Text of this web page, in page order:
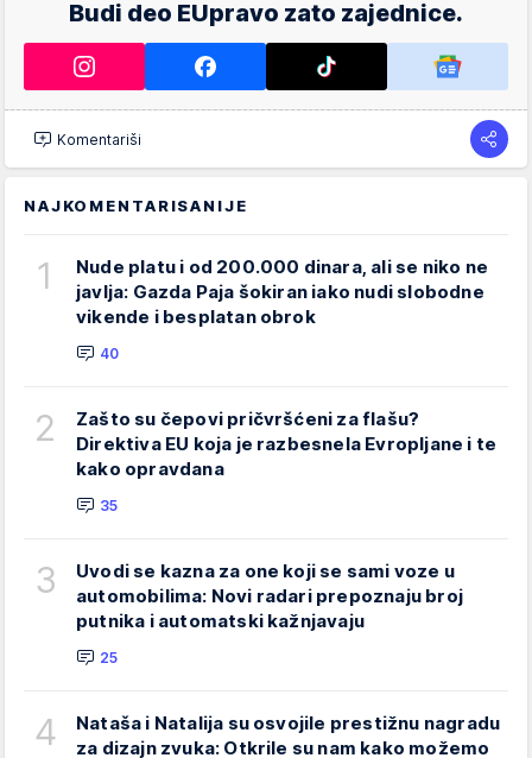
Budi deo EUpravo zato zajednice.
Komentariši
NAJKOMENTARISANIJE
1
Nude platu i od 200.000 dinara, ali se niko ne
javlja: Gazda Paja šokiran iako nudi slobodne
vikende i besplatan obrok
40
2
Zašto su čepovi pričvršćeni za flašu?
Direktiva EU koja je razbesnela Evropljane i te
kako opravdana
35
3
Uvodi se kazna za one koji se sami voze u
automobilima: Novi radari prepoznaju broj
putnika i automatski kažnjavaju
25
4
Nataša i Natalija su osvojile prestižnu nagradu
za dizajn zvuka: Otkrile su nam kako možemo